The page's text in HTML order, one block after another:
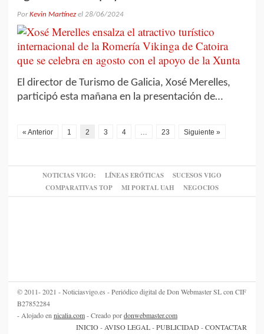
PorKevin Martínez el 28/06/2024
El director de Turismo de Galicia, Xosé Merelles,
participó esta mañana en la presentación de…
« Anterior 1 2 3 4 23 Siguiente »
NOTICIAS VIGO: LÍNEAS ERÓTICAS
SUCESOS VIGO
COMPARATIVAS TOP
MI PORTAL UAH NEGOCIOS
© 2011- 2021 - Noticiasvigo.es - Periódico digital de Don Webmaster SL con CIF
B27852284
- Alojado en nicalia.com- Creado pordonwebmaster.com
INICIO- AVISO LEGAL-PUBLICIDAD -CONTACTAR